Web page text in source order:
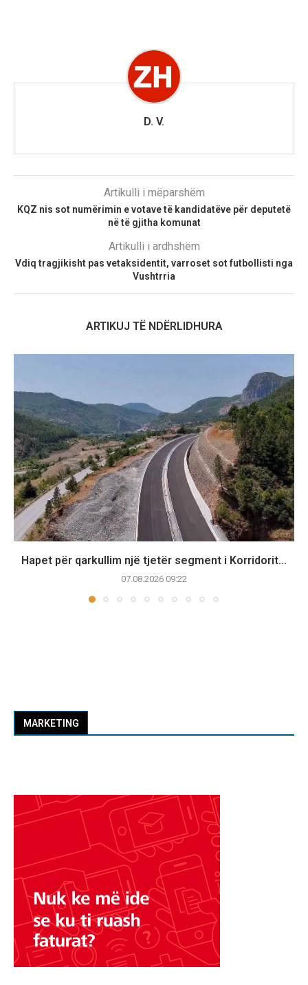
D. V.
Artikulli i mëparshëm
KQZ nis sot numërimin e votave të kandidatëve për deputetë
në të gjitha komunat
Artikulli i ardhshëm
Vdiq tragjikisht pas vetaksidentit, varroset sot futbollisti nga
Vushtrria
ARTIKUJ TË NDËRLIDHURA
Hapet për qarkullim një tjetër segment i Korridorit...
07.08.2026 09:22
MARKETING